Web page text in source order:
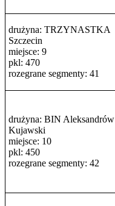
drużyna: TRZYNASTKA
Szczecin
miejsce: 9
pkl: 470
rozegrane segmenty: 41
drużyna: BIN Aleksandrów
Kujawski
miejsce: 10
pkl: 450
rozegrane segmenty: 42